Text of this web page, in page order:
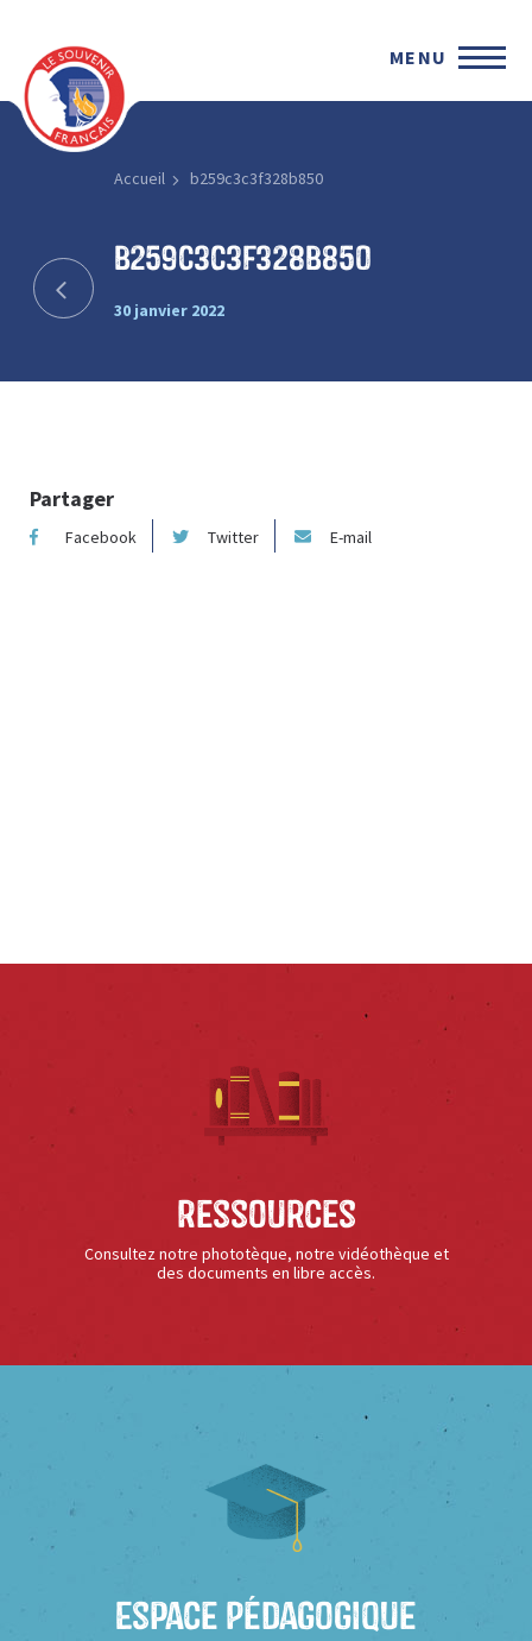
MENU
Accueil b259c3c3f328b850
b259c3c3f328b850
30 janvier 2022
Partager
Facebook Twitter E-mail
Ressources
Consultez notre phototèque, notre vidéothèque et
des documents en libre accès.
Espace Pédagogique